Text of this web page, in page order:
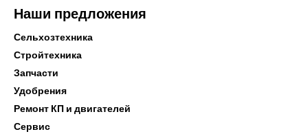
Наши предложения
Сельхозтехника
Стройтехника
Запчасти
Удобрения
Ремонт КП и двигателей
Сервис